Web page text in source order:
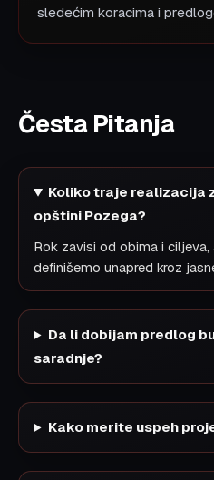
sledećim koracima i
Česta Pitanja
Koliko traje realizacija
opštini Pozega?
Rok zavisi od obima i
definišemo unapred kroz
Da li dobijam predlog
saradnje?
Kako merite uspeh